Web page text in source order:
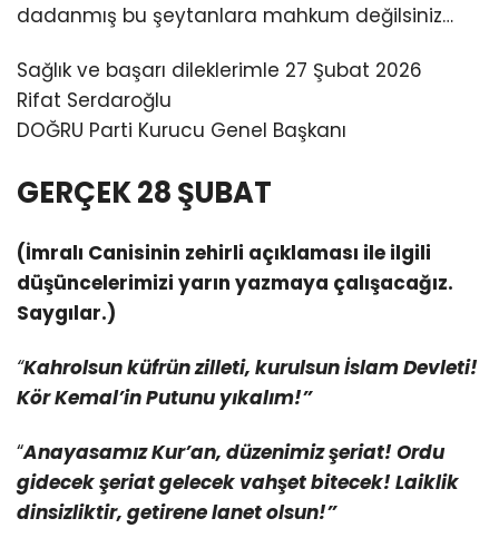
dadanmış bu şeytanlara mahkum değilsiniz…
Sağlık ve başarı dileklerimle 27 Şubat 2026
Rifat Serdaroğlu
DOĞRU Parti Kurucu Genel Başkanı
GERÇEK 28 ŞUBAT
(İmralı Canisinin zehirli açıklaması ile ilgili
düşüncelerimizi yarın yazmaya çalışacağız.
Saygılar.)
“Kahrolsun küfrün zilleti, kurulsun İslam Devleti!
Kör Kemal’in Putunu yıkalım!”
“Anayasamız Kur’an, düzenimiz şeriat! Ordu
gidecek şeriat gelecek vahşet bitecek! Laiklik
dinsizliktir, getirene lanet olsun!”